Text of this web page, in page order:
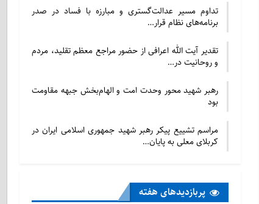
تداوم مسیر عدالت‌گستری و مبارزه با فساد در صدر
برنامه‌های نظام قرار…
تقدیر آیت الله اعرافی از حضور مراجع معظم تقلید، مردم
و روحانیت در…
رهبر شهید محور وحدت امت و الهام‌بخش جبهه مقاومت
بود
مراسم تشییع پیکر رهبر شهید جمهوری اسلامی ایران در
کربلای معلی به پایان…
پربازدید‌های هفته